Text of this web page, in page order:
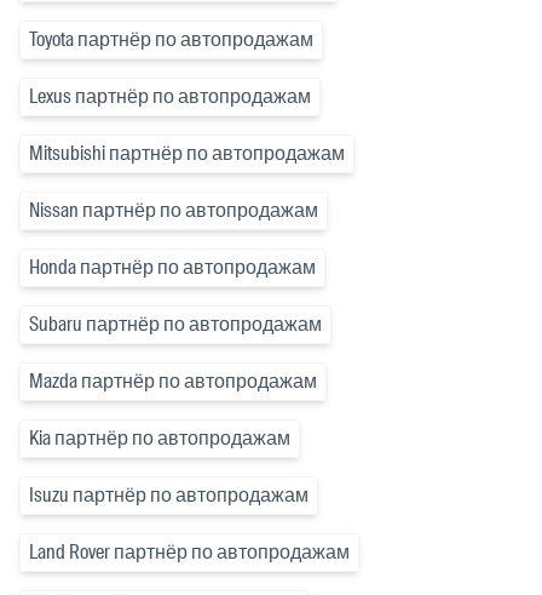
Toyota партнёр по автопродажам
Lexus партнёр по автопродажам
Mitsubishi партнёр по автопродажам
Nissan партнёр по автопродажам
Honda партнёр по автопродажам
Subaru партнёр по автопродажам
Mazda партнёр по автопродажам
Kia партнёр по автопродажам
Isuzu партнёр по автопродажам
Land Rover партнёр по автопродажам